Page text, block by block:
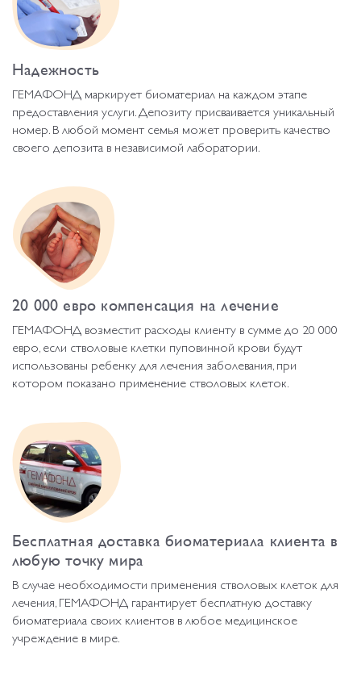
Надежность
ГЕМАФОНД маркирует биоматериал на каждом этапе
предоставления услуги. Депозиту присваивается уникальный
номер. В любой момент семья может проверить качество
своего депозита в независимой лаборатории.
20 000 евро компенсация на лечение
ГЕМАФОНД возместит расходы клиенту в сумме до 20 000
евро, если стволовые клетки пуповинной крови будут
использованы ребенку для лечения заболевания, при
котором показано применение стволовых клеток.
Бесплатная доставка биоматериала клиента в
любую точку мира
В случае необходимости применения стволовых клеток для
лечения, ГЕМАФОНД гарантирует бесплатную доставку
биоматериала своих клиентов в любое медицинское
учреждение в мире.